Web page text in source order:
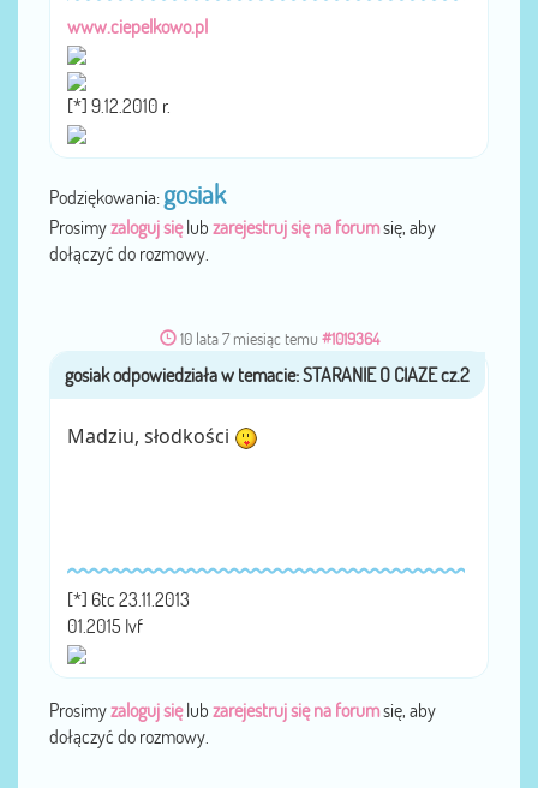
www.ciepelkowo.pl
[*] 9.12.2010 r.
Podziękowania: gosiak
Prosimyzaloguj sięlub zarejestruj się na forumsię, aby
dołączyć do rozmowy.
10 lata 7 miesiąc temu #1019364
przezgosiak
Madziu, słodkości
[*] 6tc 23.11.2013
01.2015 Ivf
Prosimyzaloguj sięlub zarejestruj się na forumsię, aby
dołączyć do rozmowy.